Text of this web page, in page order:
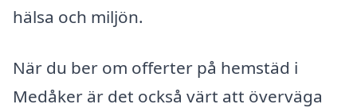
hälsa och miljön.
När du ber om offerter på hemstäd i
Medåker är det också värt att överväga